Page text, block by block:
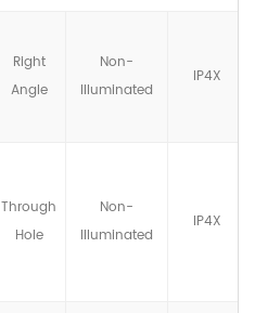
Right
Angle
Non-
llluminated
IP4X
Through
Hole
Non-
llluminated
IP4X